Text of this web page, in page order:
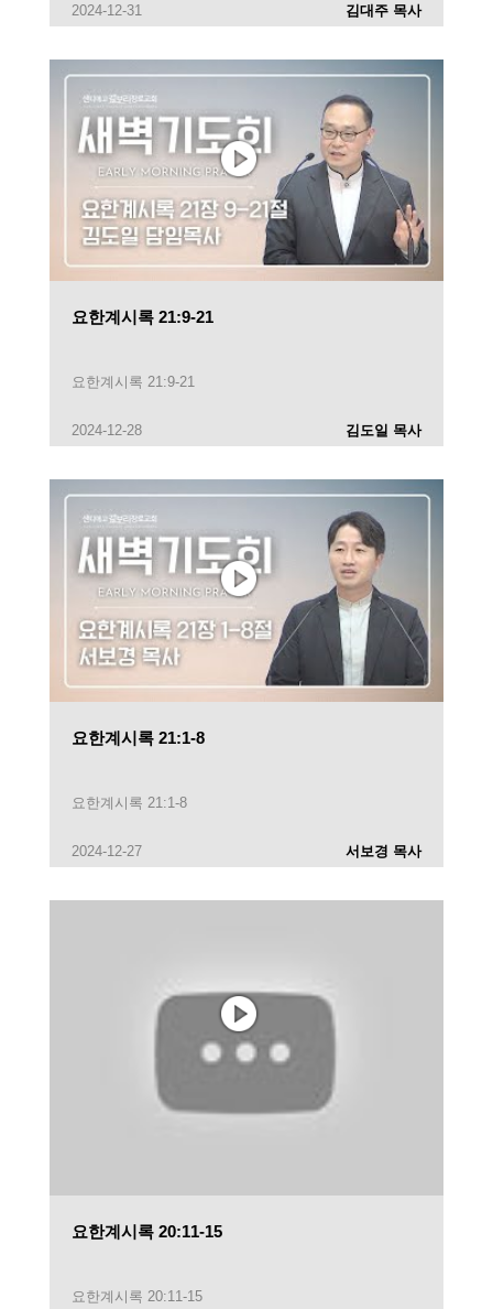
2024-12-31 김대주 목사
요한계시록 21:9-21
요한계시록 21:9-21
2024-12-28 김도일 목사
요한계시록 21:1-8
요한계시록 21:1-8
2024-12-27 서보경 목사
요한계시록 20:11-15
요한계시록 20:11-15